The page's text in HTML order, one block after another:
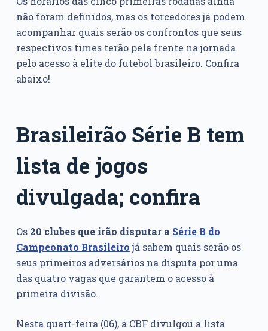
não foram definidos, mas os torcedores já podem
acompanhar quais serão os confrontos que seus
respectivos times terão pela frente na jornada
pelo acesso à elite do futebol brasileiro. Confira
abaixo!
Brasileirão Série B tem
lista de jogos
divulgada; confira
Os 20 clubes que irão disputar a Série B do
Campeonato Brasileirojá sabem quais serão os
seus primeiros adversários na disputa por uma
das quatro vagas que garantem o acesso à
primeira divisão.
Nesta quart-feira (06), a CBF divulgou a lista